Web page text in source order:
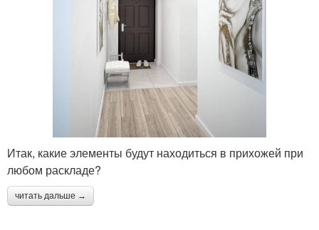
Итак, какие элементы будут находиться в прихожей при
любом раскладе?
читать дальше →